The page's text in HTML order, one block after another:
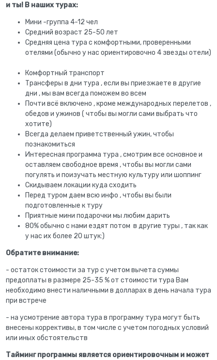
и ты! В наших турах:
Мини -группа 4-12 чел
Средний возраст 25-50 лет
Средняя цена тура с комфортными, проверенными
отелями (обычно у нас ориентировочно 4 звезды отели)
Комфортный транспорт
Трансферы в дни тура , если вы приезжаете в другие
дни , мы вам всегда поможем во всем
Почти всё включено , кроме международных перелетов ,
обедов и ужинов ( чтобы вы могли сами выбрать что
хотите)
Всегда делаем приветственный ужин, чтобы
познакомиться
Интересная программа тура , смотрим все основное и
оставляем свободное время , чтобы вы могли сами
погулять и поизучать местную культуру или шоппинг
Скидываем локации куда сходить
Перед туром даем всю инфо , чтобы вы были
подготовленные к туру
Приятные мини подарочки мы любим дарить
80% обычно с нами ездят потом в другие туры , так как
у нас их более 20 штук:)
Обратите внимание:
- остаток стоимости за тур с учетом вычета суммы
предоплаты в размере 25-35 % от стоимости тура Вам
необходимо внести наличными в долларах в день начала тура
при встрече
- на усмотрение автора тура в программу тура могут быть
внесены коррективы, в том числе с учетом погодных условий
или иных обстоятельств
Тайминг программы является ориентировочным и может